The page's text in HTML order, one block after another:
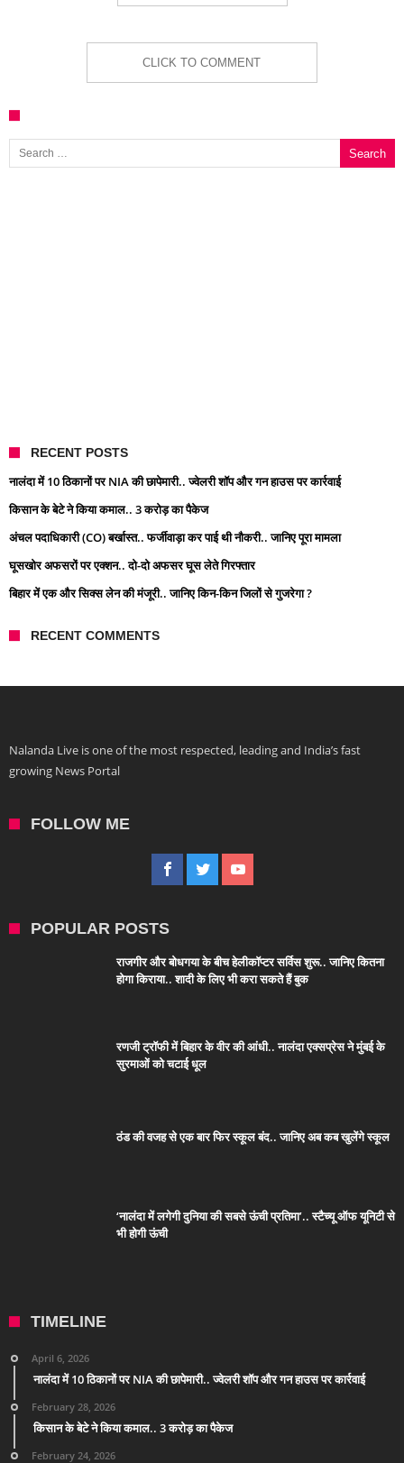
CLICK TO COMMENT
Search for:
RECENT POSTS
नालंदा में 10 ठिकानों पर NIA की छापेमारी.. ज्वेलरी शॉप और गन हाउस पर कार्रवाई
किसान के बेटे ने किया कमाल.. 3 करोड़ का पैकेज
अंचल पदाधिकारी (CO) बर्खास्त.. फर्जीवाड़ा कर पाई थी नौकरी.. जानिए पूरा मामला
घूसखोर अफसरों पर एक्शन.. दो-दो अफसर घूस लेते गिरफ्तार
बिहार में एक और सिक्स लेन की मंजूरी.. जानिए किन-किन जिलों से गुजरेगा ?
RECENT COMMENTS
Nalanda Live is one of the most respected, leading and India’s fast
growing News Portal
FOLLOW ME
POPULAR POSTS
राजगीर और बोधगया के बीच हेलीकॉप्टर सर्विस शुरू.. जानिए कितना
होगा किराया.. शादी के लिए भी करा सकते हैं बुक
रणजी ट्रॉफी में बिहार के वीर की आंधी.. नालंदा एक्सप्रेस ने मुंबई के
सुरमाओं को चटाई धूल
ठंड की वजह से एक बार फिर स्कूल बंद.. जानिए अब कब खुलेंगे स्कूल
‘नालंदा में लगेगी दुनिया की सबसे ऊंची प्रतिमा’.. स्टैच्यू ऑफ यूनिटी से
भी होगी ऊंची
TIMELINE
April 6, 2026
नालंदा में 10 ठिकानों पर NIA की छापेमारी.. ज्वेलरी शॉप और गन हाउस पर कार्रवाई
February 28, 2026
किसान के बेटे ने किया कमाल.. 3 करोड़ का पैकेज
February 24, 2026